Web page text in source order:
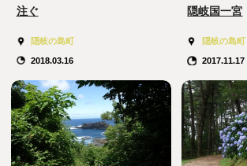
2018.03.16
隠岐の島町
注ぐ
2017.11.17
隠岐の島町
隠岐国一宮